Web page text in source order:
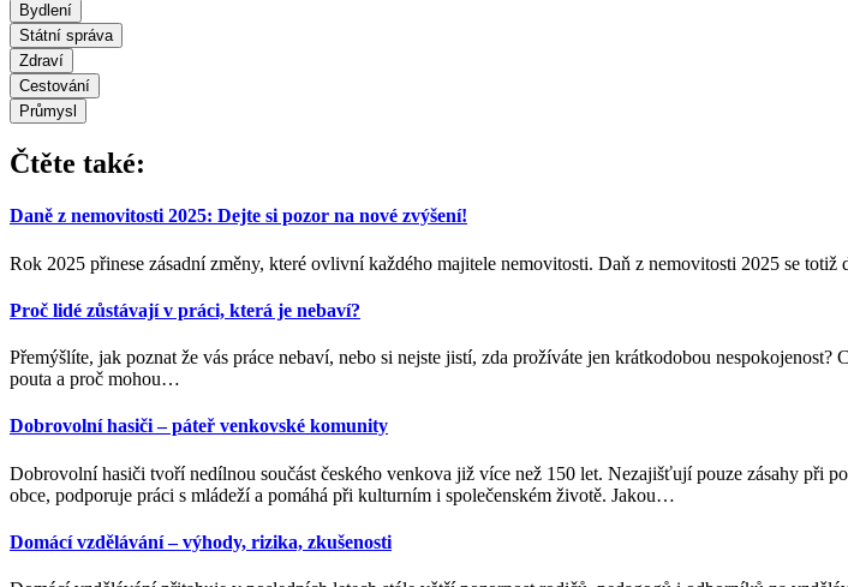
Bydlení
Státní správa
Zdraví
Cestování
Průmysl
Čtěte také:
Daně z nemovitosti 2025: Dejte si pozor na nové zvýšení!
Rok 2025 přinese zásadní změny, které ovlivní každého majitele nemovitosti. Daň z nemovitosti 2025 se totiž
Proč lidé zůstávají v práci, která je nebaví?
Přemýšlíte, jak poznat že vás práce nebaví, nebo si nejste jistí, zda prožíváte jen krátkodobou
pouta a proč mohou…
Dobrovolní hasiči – páteř venkovské komunity
Dobrovolní hasiči tvoří nedílnou součást českého venkova již více než 150 let. Nezajišťují pouze zásahy při
obce, podporuje práci s mládeží a pomáhá při kulturním i společenském životě. Jakou…
Domácí vzdělávání – výhody, rizika, zkušenosti